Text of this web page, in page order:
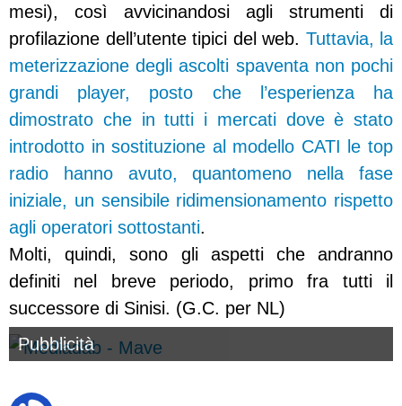
mesi), così avvicinandosi agli strumenti di
profilazione dell’utente tipici del web. Tuttavia, la
meterizzazione degli ascolti spaventa non pochi
grandi player, posto che l’esperienza ha
dimostrato che in tutti i mercati dove è stato
introdotto in sostituzione al modello CATI le top
radio hanno avuto, quantomeno nella fase
iniziale, un sensibile ridimensionamento rispetto
agli operatori sottostanti.
Molti, quindi, sono gli aspetti che andranno
definiti nel breve periodo, primo fra tutti il
successore di Sinisi. (G.C. per NL)
Pubblicità